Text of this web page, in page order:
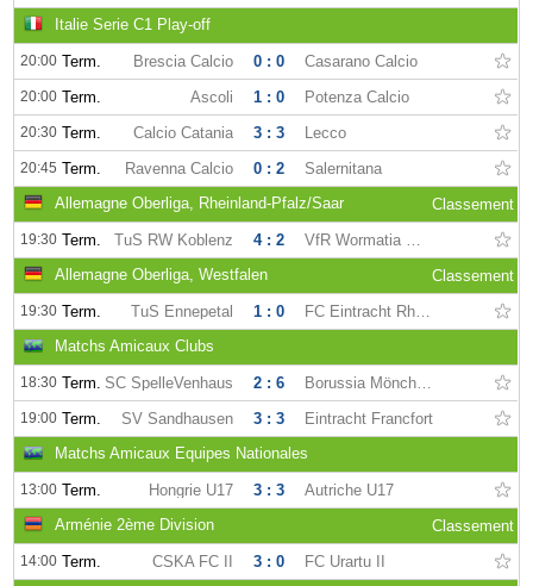
Italie Serie C1 Play-off
20:00 Term. Brescia Calcio 0 : 0 Casarano Calcio
20:00 Term. Ascoli 1 : 0 Potenza Calcio
20:30 Term. Calcio Catania 3 : 3 Lecco
20:45 Term. Ravenna Calcio 0 : 2
Salernitana
Allemagne Oberliga, Rheinland-Pfalz/Saar
Classement
19:30 Term. TuS RW Koblenz 4 : 2
VfR Wormatia Worms
Allemagne Oberliga, Westfalen
Classement
19:30 Term. TuS Ennepetal 1 : 0
FC Eintracht Rheine
Matchs Amicaux Clubs
18:30 Term. SC SpelleVenhaus 2 : 6 Borussia Mönchengladbach
19:00 Term. SV Sandhausen 3 : 3
Eintracht Francfort
Matchs Amicaux Equipes Nationales
13:00 Term. Hongrie U17 3 : 3
Autriche U17
Arménie 2ème Division
Classement
14:00 Term. CSKA FC II 3 : 0
FC Urartu II